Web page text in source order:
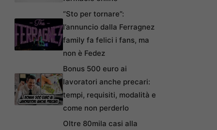
“Sto per tornare”:
l’annuncio dalla Ferragnez
family fa felici i fans, ma
non è Fedez
Bonus 500 euro ai
lavoratori anche precari:
tempi, requisiti, modalità e
come non perderlo
Oltre 80mila casi alla